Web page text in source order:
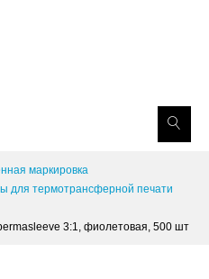
маркировка
для термотрансферной печати
3:1, фиолетовая, 500 шт